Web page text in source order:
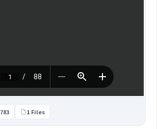
783 1 Files